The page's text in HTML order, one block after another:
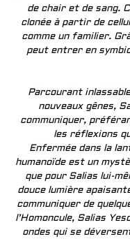
de chair et de sang.
clonée à partir de
comme un familier.
peut entrer en
Parcourant
nouveaux gênes,
communiquer,
les réflexions
Enfermée dans la
humanoïde est un
que pour Salias lui-
douce lumière
communiquer de
l’Homoncule, Salias
ondes qui se